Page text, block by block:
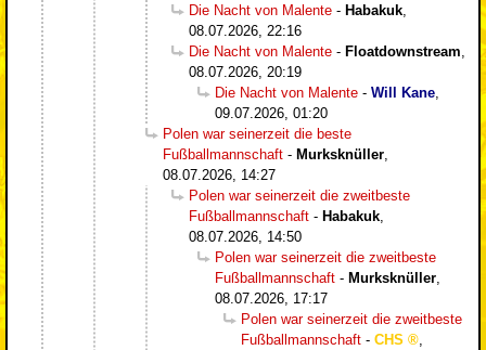
Die Nacht von Malente - Habakuk
08.07.2026, 22:16
Die Nacht von Malente - Floatdownstream
08.07.2026, 20:19
Die Nacht von Malente - Will Kane
09.07.2026, 01:20
Polen war seinerzeit die beste
Fußballmannschaft - Murksknüller
08.07.2026, 14:27
Polen war seinerzeit die zweitbeste
Fußballmannschaft - Habakuk
08.07.2026, 14:50
Polen war seinerzeit die zweitbeste
Fußballmannschaft - Murksknüller
08.07.2026, 17:17
Polen war seinerzeit die zweitbeste
Fußballmannschaft - CHS